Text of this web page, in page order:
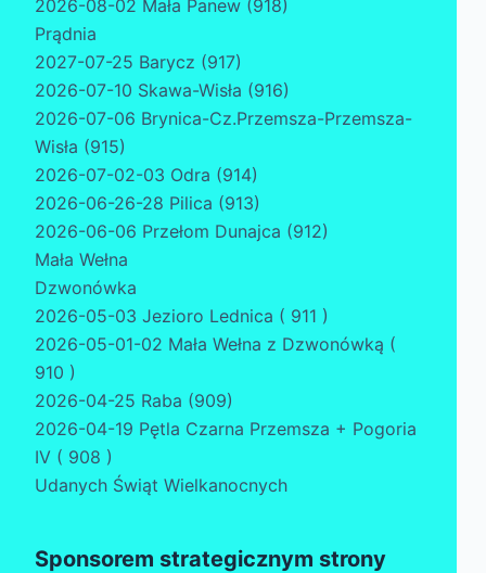
2026-08-02 Mała Panew (918)
Prądnia
2027-07-25 Barycz (917)
2026-07-10 Skawa-Wisła (916)
2026-07-06 Brynica-Cz.Przemsza-Przemsza-
Wisła (915)
2026-07-02-03 Odra (914)
2026-06-26-28 Pilica (913)
2026-06-06 Przełom Dunajca (912)
Mała Wełna
Dzwonówka
2026-05-03 Jezioro Lednica ( 911 )
2026-05-01-02 Mała Wełna z Dzwonówką (
910 )
2026-04-25 Raba (909)
2026-04-19 Pętla Czarna Przemsza + Pogoria
IV ( 908 )
Udanych Świąt Wielkanocnych
Sponsorem strategicznym strony